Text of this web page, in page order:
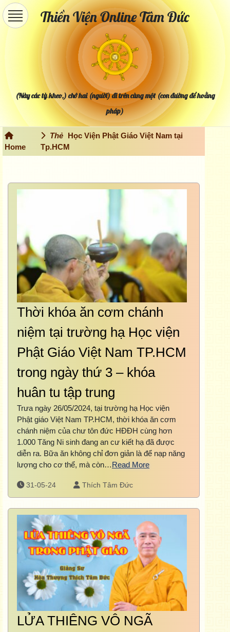
Thiền Viện Online Tâm Đức
(Này các tỳ kheo,) chớ hai (người) đi trên cùng một (con đường để hoằng
pháp)
Home
Thẻ Học Viện Phật Giáo Việt Nam tại
Tp.HCM
Thời khóa ăn cơm chánh
niệm tại trường hạ Học viện
Phật Giáo Việt Nam TP.HCM
trong ngày thứ 3 – khóa
huân tu tập trung
Trưa ngày 26/05/2024, tại trường hạ Học viện
Phật giáo Việt Nam TP.HCM, thời khóa ăn cơm
chánh niệm của chư tôn đức HĐĐH cùng hơn
1.000 Tăng Ni sinh đang an cư kiết hạ đã được
diễn ra. Bữa ăn không chỉ đơn giản là để nạp năng
lượng cho cơ thể, mà còn…Read More
31-05-24 Thích Tâm Đức
LỬA THIÊNG VÔ NGÃ